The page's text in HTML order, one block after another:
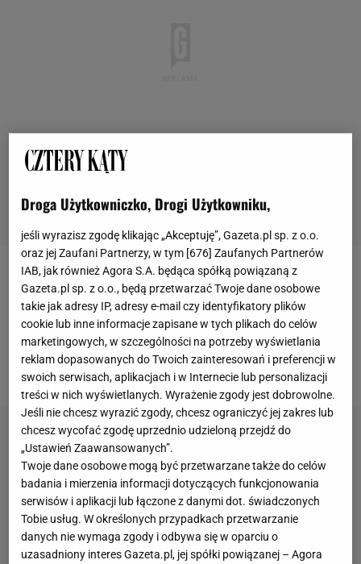
Krok 1. Projekt
Projektując meble z palet, musimy przede
wszystkim zmierzyć przestrzeń, w której chcemy je
umieścić. Najczęściej chodzi o:
Droga Użytkowniczko, Drogi Użytkowniku,
jeśli wyrazisz zgodę klikając „Akceptuję”, Gazeta.pl sp. z o.o.
oraz jej Zaufani Partnerzy, w tym [676] Zaufanych Partnerów
IAB, jak również Agora S.A. będąca spółką powiązaną z
Gazeta.pl sp. z o.o., będą przetwarzać Twoje dane osobowe
takie jak adresy IP, adresy e-mail czy identyfikatory plików
cookie lub inne informacje zapisane w tych plikach do celów
marketingowych, w szczególności na potrzeby wyświetlania
reklam dopasowanych do Twoich zainteresowań i preferencji w
swoich serwisach, aplikacjach i w Internecie lub personalizacji
treści w nich wyświetlanych. Wyrażenie zgody jest dobrowolne.
Jeśli nie chcesz wyrazić zgody, chcesz ograniczyć jej zakres lub
chcesz wycofać zgodę uprzednio udzieloną przejdź do
„Ustawień Zaawansowanych”.
Twoje dane osobowe mogą być przetwarzane także do celów
badania i mierzenia informacji dotyczących funkcjonowania
serwisów i aplikacji lub łączone z danymi dot. świadczonych
Tobie usług. W określonych przypadkach przetwarzanie
danych nie wymaga zgody i odbywa się w oparciu o
uzasadniony interes Gazeta.pl, jej spółki powiązanej – Agora